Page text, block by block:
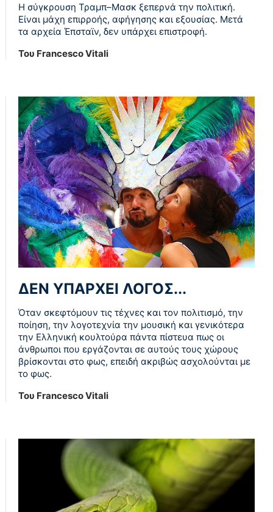
Η σύγκρουση Τραμπ–Μασκ ξεπερνά την πολιτική.
Είναι μάχη επιρροής, αφήγησης και εξουσίας. Μετά
τα αρχεία Έπσταϊν, δεν υπάρχει επιστροφή.
Του Francesco Vitali
ΔΕΝ ΥΠΑΡΧΕΙ ΛΟΓΟΣ...
Όταν σκεφτόμουν τις τέχνες και τον πολιτισμό, την
ποίηση, την λογοτεχνία την μουσική και γενικότερα
την Ελληνική κουλτούρα πάντα πίστευα πως οι
άνθρωποι που εργάζονται σε αυτούς τους χώρους
βρίσκονται στο φως, επειδή ακριβώς ασχολούνται με
το φως.
Του Francesco Vitali